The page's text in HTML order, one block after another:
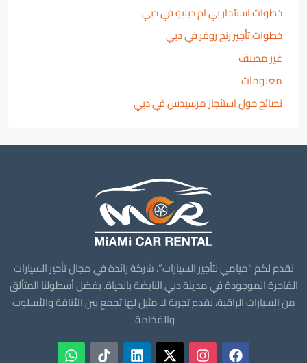
خطوات استئجار بي ام دبليو في دبي
خطوات تأجير رنج روفر في دبي
غير مصنف
معلومات
نصائح حول استئجار مرسيدس في دبي
نقدم لكم “ميامي لتأجير السيارات”، شركة رائدة في مجال تأجير السيارات
الفاخرة الموجودة في مدينة دبي النابضة بالحياة. بفضل أسطولنا المتألق
من السيارات الراقية، نقدم تجربة لا مثيل لها تجمع بين الأناقة والأسلوب
والفخامة.